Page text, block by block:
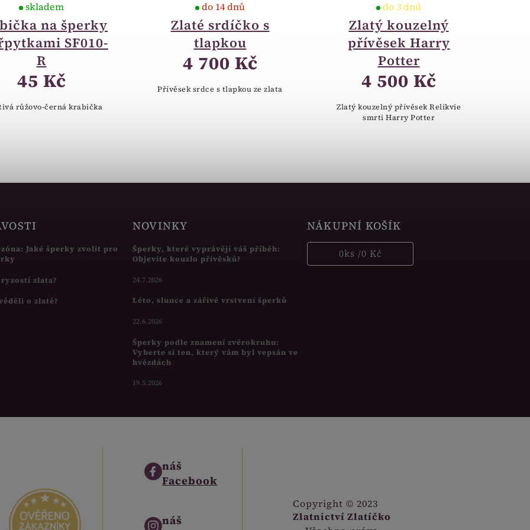
na šperky
SF010-
R
skladem
45 Kč
růžovo-černá krabička
Zlaté srdíčko s
tlapkou
do 14 dnů
4 700 Kč
Přívěsek srdce s tlapkou ze zlata
Zlatý kouzelný
přívěsek Harry
Potter
do 3 dnů
4 500 Kč
Zlatý kouzelný přívěsek Relikvie
smrti Harry Potter
Jaké šperky zvolit pro
ryzostí zlata?
o zlatě?
NOVINKY
Šperky, které vyprávějí váš příběh:
Objevíte kouzlo přívěsků?
24.7.2026
Léto, slunce a zářivé vrstvení šperků
22.6.2026
Šperky podle znamení zvěrokruhu:
Vyberte si ten, který vám byl vepsán ve
hvězdách
19.5.2026
NÁKUPNÍ KOŠÍK
0ks /0 Kč
náš
Facebook
náš
Copyright © 2023
Zlatnictví Zlatíčko